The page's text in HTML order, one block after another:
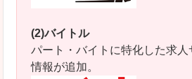
(2)バイトル
パート・バイトに特化した求
情報が追加。